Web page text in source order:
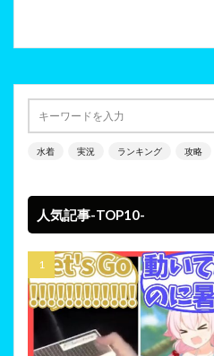
水着 実況 ランキング 攻略
人気記事-TOP10-